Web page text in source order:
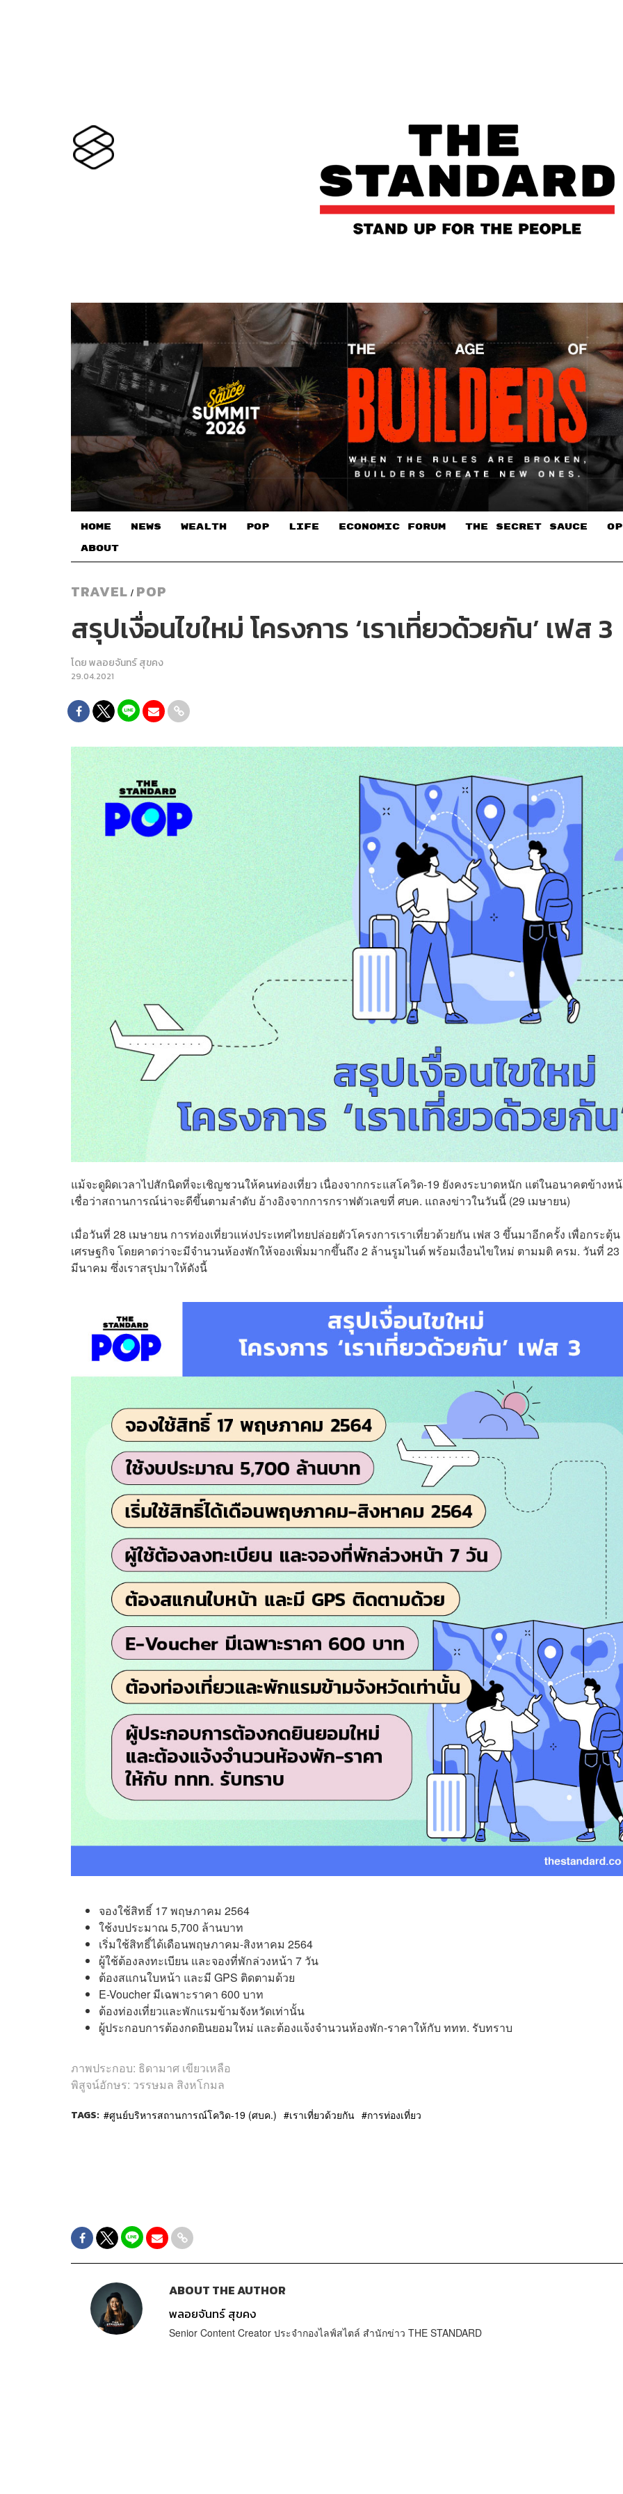
HOME NEWS WEALTH POP LIFE ECONOMIC FORUM THE SECRET SAUCE​
ABOUT
TRAVEL / POP
สรุปเงื่อนไขใหม่ โครงการ ‘เราเที่ยวด้วยกัน’ เฟส 3
โดยพลอยจันทร์ สุขคง
29.04.2021
แม้จะดูผิดเวลาไปสักนิดที่จะเชิญชวนให้คนท่องเที่ยว เนื่องจากกระแสโควิด-19 ยังคงระบาดหนัก แต่ในอนาคตข้างห
เชื่อว่าสถานการณ์น่าจะดีขึ้นตามลำดับ อ้างอิงจากการกราฟตัวเลขที่ ศบค. แถลงข่าวในวันนี้ (29 เมษายน)
เมื่อวันที่ 28 เมษายน การท่องเที่ยวแห่งประเทศไทยปล่อยตัวโครงการเราเที่ยวด้วยกัน เฟส 3 ขึ้นมาอีกครั้ง เพื่อกระตุ้น
เศรษฐกิจ โดยคาดว่าจะมีจำนวนห้องพักให้จองเพิ่มมากขึ้นถึง 2 ล้านรูมไนต์ พร้อมเงื่อนไขใหม่ ตามมติ ครม. วันที่ 23
มีนาคม ซึ่งเราสรุปมาให้ดังนี้
จองใช้สิทธิ์ 17 พฤษภาคม 2564
ใช้งบประมาณ 5,700 ล้านบาท
เริ่มใช้สิทธิ์ได้เดือนพฤษภาคม-สิงหาคม 2564
ผู้ใช้ต้องลงทะเบียน และจองที่พักล่วงหน้า 7 วัน
ต้องสแกนใบหน้า และมี GPS ติดตามด้วย
E-Voucher มีเฉพาะราคา 600 บาท
ต้องท่องเที่ยวและพักแรมข้ามจังหวัดเท่านั้น
ผู้ประกอบการต้องกดยินยอมใหม่ และต้องแจ้งจำนวนห้องพัก-ราคาให้กับ ททท. รับทราบ
ภาพประกอบ: ธิดามาศ เขียวเหลือ
พิสูจน์อักษร: วรรษมล สิงหโกมล
TAGS: ศูนย์บริหารสถานการณ์โควิด-19 (ศบค.) เราเที่ยวด้วยกัน การท่องเที่ยว
ABOUT THE AUTHOR
พลอยจันทร์ สุขคง
Senior Content Creator ประจำกองไลฟ์สไตล์ สำนักข่าว THE STANDARD